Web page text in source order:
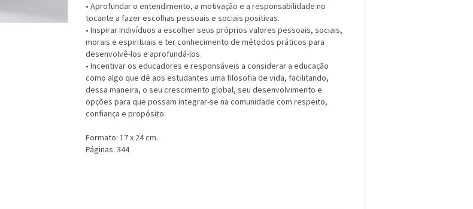
• Aprofundar o entendimento, a motivação e a responsabilidade no
tocante a fazer escolhas pessoais e sociais positivas.
• Inspirar indivíduos a escolher seus próprios valores pessoais, sociais,
morais e espirituais e ter conhecimento de métodos práticos para
desenvolvê-los e aprofundá-los.
• Incentivar os educadores e responsáveis a considerar a educação
como algo que dê aos estudantes uma filosofia de vida, facilitando,
dessa maneira, o seu crescimento global, seu desenvolvimento e
opções para que possam integrar-se na comunidade com respeito,
confiança e propósito.
Formato: 17 x 24 cm.
Páginas: 344